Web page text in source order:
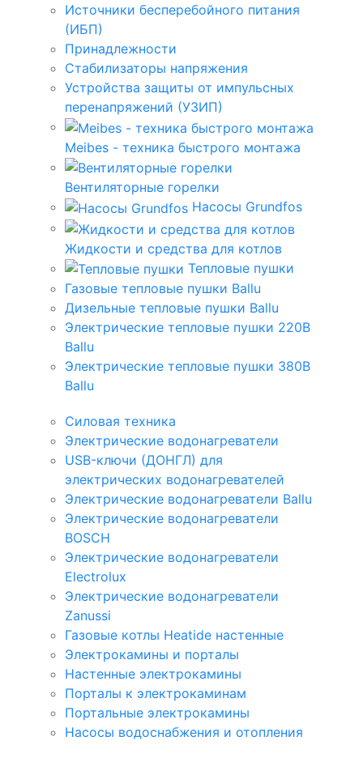
Источники бесперебойного питания
(ИБП)
Принадлежности
Стабилизаторы напряжения
Устройства защиты от импульсных
перенапряжений (УЗИП)
Meibes - техника быстрого монтажа
Вентиляторные горелки
Насосы Grundfos
Жидкости и средства для котлов
Тепловые пушки
Газовые тепловые пушки Ballu
Дизельные тепловые пушки Ballu
Электрические тепловые пушки 220В
Ballu
Электрические тепловые пушки 380В
Ballu
Силовая техника
Электрические водонагреватели
USB-ключи (ДОНГЛ) для
электрических водонагревателей
Электрические водонагреватели Ballu
Электрические водонагреватели
BOSCH
Электрические водонагреватели
Electrolux
Электрические водонагреватели
Zanussi
Газовые котлы Heatide настенные
Электрокамины и порталы
Настенные электрокамины
Порталы к электрокаминам
Портальные электрокамины
Насосы водоснабжения и отопления